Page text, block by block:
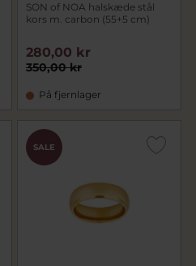
SON of NOA halskæde stål
kors m. carbon (55+5 cm)
350,00 kr
280,00 kr
På fjernlager
SALE